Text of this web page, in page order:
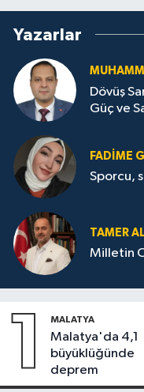
Yazarlar
Dövüş
Güç ve
FADIME
Sporcu,
TAMER
Milletin
1 MALATYA
Malatya'da 4,1
büyüklüğünde
deprem